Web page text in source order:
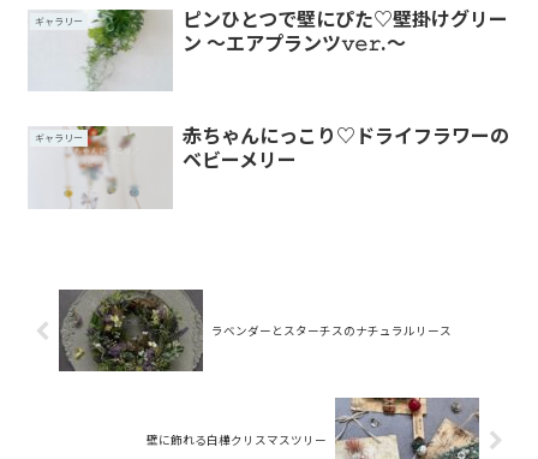
ギャラリー
ピンひとつで壁にぴた♡壁掛けグリー
ン 〜エアプランツ𝚟𝚎𝚛.〜
ギャラリー
赤ちゃんにっこり♡ドライフラワーの
ベビーメリー
ラベンダーとスターチスのナチュラルリース
壁に飾れる白樺クリスマスツリー